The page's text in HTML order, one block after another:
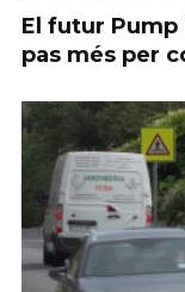
El futur Pump
pas més per